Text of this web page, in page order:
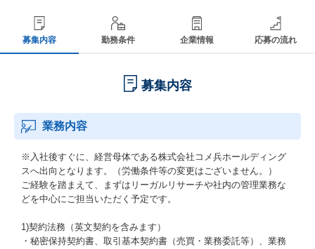
募集内容 勤務条件 企業情報 応募の流れ
募集内容
業務内容
※入社後すぐに、経営母体である株式会社コメ兵ホールディング
スへ出向となります。（労働条件等の変更はございません。）
ご経験を踏まえて、まずはリーガルリサーチや社内の管理業務な
どを中心にご担当いただく予定です。
1)契約法務（英文契約を含みます）
・秘密保持契約書、取引基本契約書（売買・業務委託等）、業務